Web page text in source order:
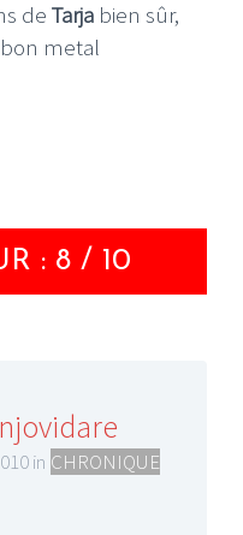
de Tarja bien sûr,
metal
: 8 / 10
in CHRONIQUE